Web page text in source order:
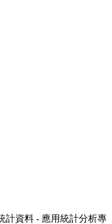
計資料 - 應用統計分析專